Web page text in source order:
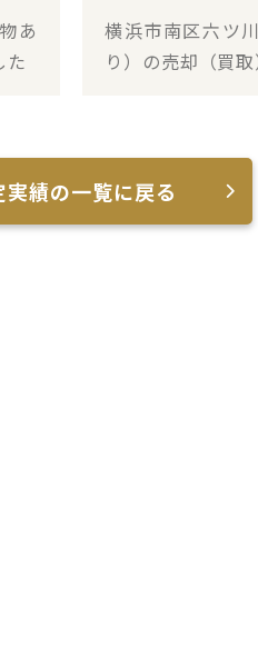
あ
た
横浜市南区六ツ
り）の売却（買
実績の一覧に戻る